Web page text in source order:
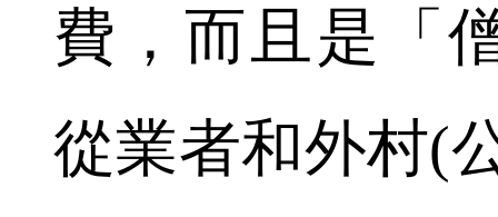
費，而且是「
從業者和外村(